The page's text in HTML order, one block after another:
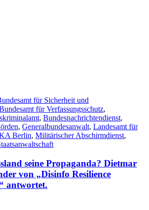
für Sicherheit und
für Verfassungsschutz,
, Bundesnachrichtendienst,
, Generalbundesanwalt, Landesamt für
Berlin, Militärischer Abschirmdienst,
seine Propaganda? Dietmar
von „Disinfo Resilience
antwortet.